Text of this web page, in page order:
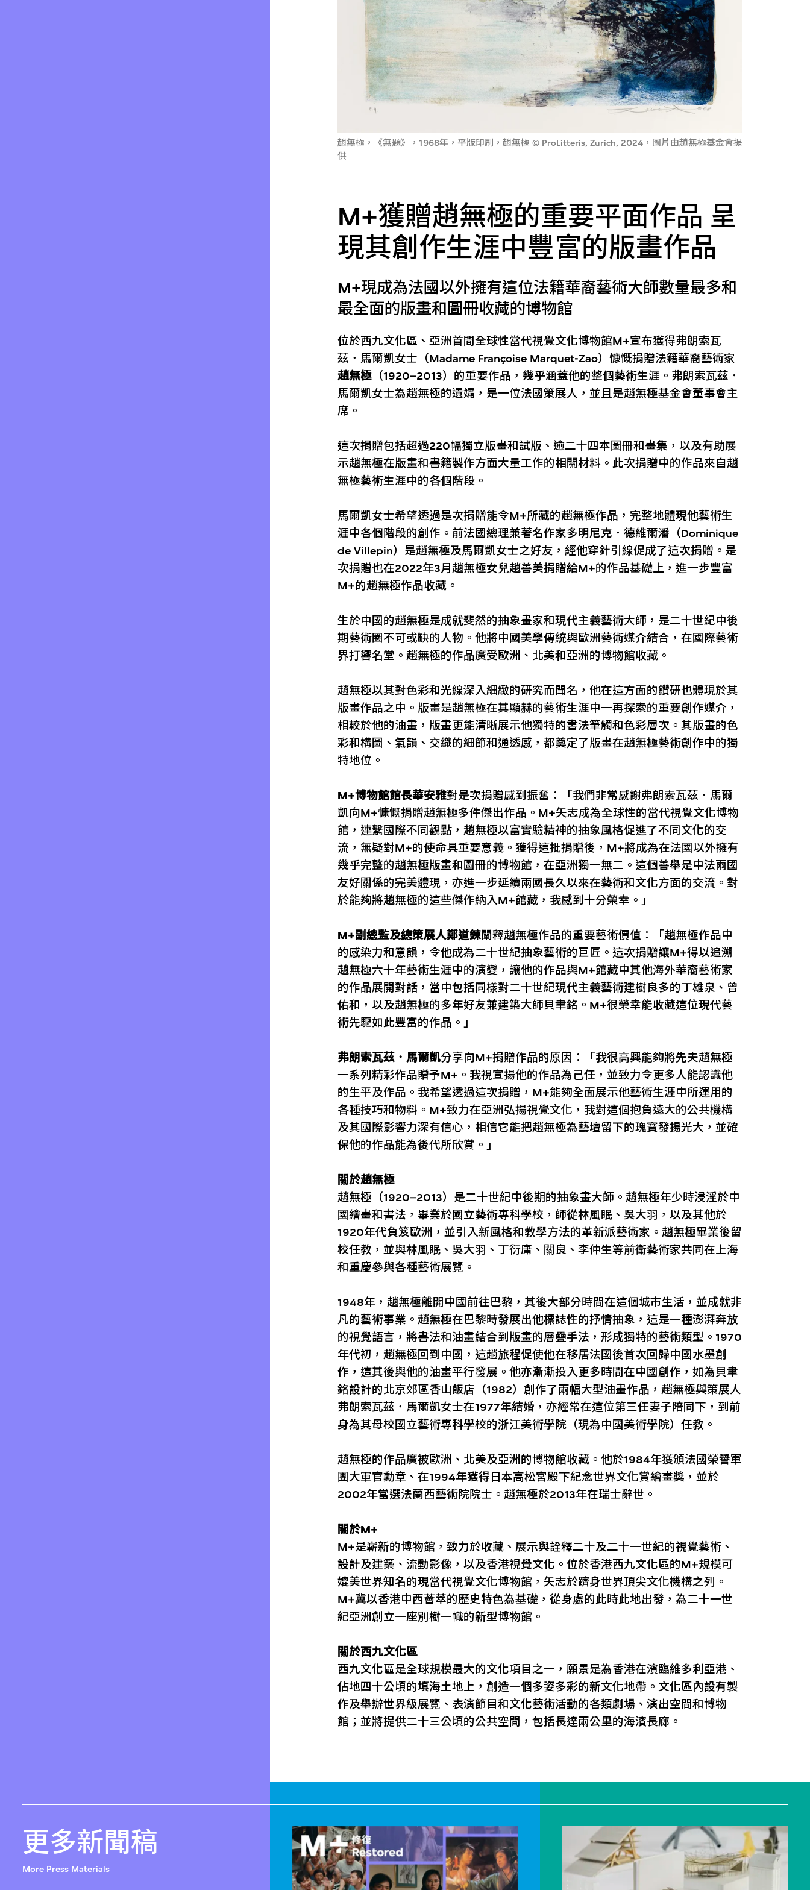
趙無極，《無題》，1968年，平版印刷，趙無極 © ProLitteris, Zurich, 2024，圖片由趙無極基金會提
供
M+獲贈趙無極的重要平面作品 呈
現其創作生涯中豐富的版畫作品
M+現成為法國以外擁有這位法籍華裔藝術大師數量最多和
最全面的版畫和圖冊收藏的博物館
位於西九文化區、亞洲首間全球性當代視覺文化博物館M+宣布獲得弗朗索瓦
茲．馬爾凱女士（Madame Françoise Marquet-Zao）慷慨捐贈法籍華裔藝術家
趙無極 （1920–2013）的重要作品，幾乎涵蓋他的整個藝術生涯。弗朗索瓦茲．
馬爾凱女士為趙無極的遺孀，是一位法國策展人，並且是趙無極基金會董事會主
席。
這次捐贈包括超過220幅獨立版畫和試版、逾二十四本圖冊和畫集，以及有助展
示趙無極在版畫和書籍製作方面大量工作的相關材料。此次捐贈中的作品來自趙
無極藝術生涯中的各個階段。
馬爾凱女士希望透過是次捐贈能令M+所藏的趙無極作品，完整地體現他藝術生
涯中各個階段的創作。前法國總理兼著名作家多明尼克．德維爾潘（Dominique
de Villepin）是趙無極及馬爾凱女士之好友，經他穿針引線促成了這次捐贈。是
次捐贈也在2022年3月趙無極女兒趙善美捐贈給M+的作品基礎上，進一步豐富
M+的趙無極作品收藏。
生於中國的趙無極是成就斐然的抽象畫家和現代主義藝術大師，是二十世紀中後
期藝術圈不可或缺的人物。他將中國美學傳統與歐洲藝術媒介結合，在國際藝術
界打響名堂。趙無極的作品廣受歐洲、北美和亞洲的博物館收藏。
趙無極以其對色彩和光線深入細緻的研究而聞名，他在這方面的鑽研也體現於其
版畫作品之中。版畫是趙無極在其顯赫的藝術生涯中一再探索的重要創作媒介，
相較於他的油畫，版畫更能清晰展示他獨特的書法筆觸和色彩層次。其版畫的色
彩和構圖、氣韻、交織的細節和通透感，都奠定了版畫在趙無極藝術創作中的獨
特地位。
M+博物館館長華安雅對是次捐贈感到振奮：「我們非常感謝弗朗索瓦茲．馬爾
凱向M+慷慨捐贈趙無極多件傑出作品。M+矢志成為全球性的當代視覺文化博物
館，連繫國際不同觀點，趙無極以富實驗精神的抽象風格促進了不同文化的交
流，無疑對M+的使命具重要意義。獲得這批捐贈後，M+將成為在法國以外擁有
幾乎完整的趙無極版畫和圖冊的博物館，在亞洲獨一無二。這個善舉是中法兩國
友好關係的完美體現，亦進一步延續兩國長久以來在藝術和文化方面的交流。對
於能夠將趙無極的這些傑作納入M+館藏，我感到十分榮幸。」
M+副總監及總策展人鄭道鍊闡釋趙無極作品的重要藝術價值：「趙無極作品中
的感染力和意韻，令他成為二十世紀抽象藝術的巨匠。這次捐贈讓M+得以追溯
趙無極六十年藝術生涯中的演變，讓他的作品與M+館藏中其他海外華裔藝術家
的作品展開對話，當中包括同樣對二十世紀現代主義藝術建樹良多的丁雄泉、曾
佑和，以及趙無極的多年好友兼建築大師貝聿銘。M+很榮幸能收藏這位現代藝
術先驅如此豐富的作品。」
弗朗索瓦茲．馬爾凱分享向M+捐贈作品的原因：「我很高興能夠將先夫趙無極
一系列精彩作品贈予M+。我視宣揚他的作品為己任，並致力令更多人能認識他
的生平及作品。我希望透過這次捐贈，M+能夠全面展示他藝術生涯中所運用的
各種技巧和物料。M+致力在亞洲弘揚視​​覺文化，我對這個抱負遠大的公共機構
及其國際影響力深有信心，相信它能把趙無極為藝壇留下的瑰寶發揚光大，並確
保他的作品能為後代所欣賞。」
關於趙無極
趙無極（1920–2013）是二十世紀中後期的抽象畫大師。趙無極年少時浸淫於中
國繪畫和書法，畢業於國立藝術專科學校，師從林風眠、吳大羽，以及其他於
1920年代負笈歐洲，並引入新風格和教學方法的革新派藝術家。趙無極畢業後留
校任教，並與林風眠、吳大羽、丁衍庸、關良、李仲生等前衛藝術家共同在上海
和重慶參與各種藝術展覽。
1948年，趙無極離開中國前往巴黎，其後大部分時間在這個城市生活，並成就非
凡的藝術事業。趙無極在巴黎時發展出他標誌性的抒情抽象，這是一種澎湃奔放
的視覺語言，將書法和油畫結合到版畫的層疊手法，形成獨特的藝術類型。1970
年代初，趙無極回到中國，這趟旅程促使他在移居法國後首次回歸中國水墨創
作，這其後與他的油畫平行發展。他亦漸漸投入更多時間在中國創作，如為貝聿
銘設計的北京郊區香山飯店（1982）創作了兩幅大型油畫作品，趙無極與策展人
弗朗索瓦茲．馬爾凱女士在1977年結婚，亦經常在這位第三任妻子陪同下，到前
身為其母校國立藝術專科學校的浙江美術學院（現為中國美術學院）任教。
趙無極的作品廣被歐洲、北美及亞洲的博物館收藏。他於1984年獲頒法國榮譽軍
團大軍官勳章、在1994年獲得日本高松宮殿下紀念世界文化賞繪畫獎，並於
2002年當選法蘭西藝術院院士。趙無極於2013年在瑞士辭世。
關於M+
M+是嶄新的博物館，致力於收藏、展示與詮釋二十及二十一世紀的視覺藝術、
設計及建築、流動影像，以及香港視覺文化。位於香港西九文化區的M+規模可
媲美世界知名的現當代視覺文化博物館，矢志於躋身世界頂尖文化機構之列。
M+冀以香港中西薈萃的歷史特色為基礎，從身處的此時此地出發，為二十一世
紀亞洲創立一座別樹一幟的新型博物館。
關於西九文化區
西九文化區是全球規模最大的文化項目之一，願景是為香港在濱臨維多利亞港、
佔地四十公頃的填海土地上，創造一個多姿多彩的新文化地帶。文化區內設有製
作及舉辦世界級展覽、表演節目和文化藝術活動的各類劇場、演出空間和博物
館；並將提供二十三公頃的公共空間，包括長達兩公里的海濱長廊。
更多新聞稿
More Press Materials